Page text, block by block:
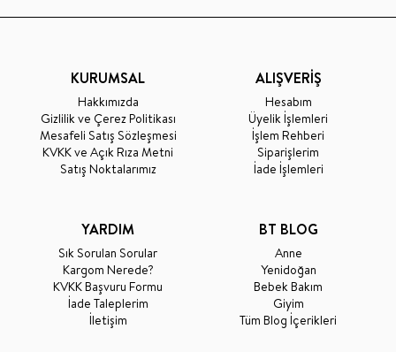
KURUMSAL
Hakkımızda
Gizlilik ve Çerez Politikası
Mesafeli Satış Sözleşmesi
KVKK ve Açık Rıza Metni
Satış Noktalarımız
ALIŞVERİŞ
Hesabım
Üyelik İşlemleri
İşlem Rehberi
Siparişlerim
İade İşlemleri
YARDIM
Sık Sorulan Sorular
Kargom Nerede?
KVKK Başvuru Formu
İade Taleplerim
İletişim
BT BLOG
Anne
Yenidoğan
Bebek Bakım
Giyim
Tüm Blog İçerikleri